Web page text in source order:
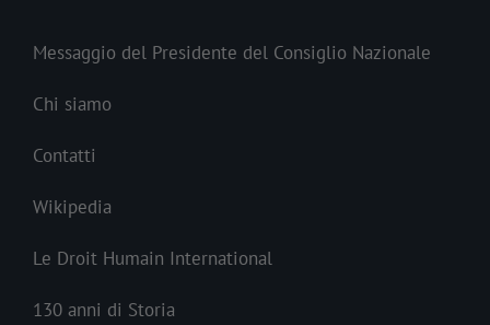
Messaggio del Presidente del Consiglio Nazionale
Chi siamo
Contatti
Wikipedia
Le Droit Humain International
130 anni di Storia